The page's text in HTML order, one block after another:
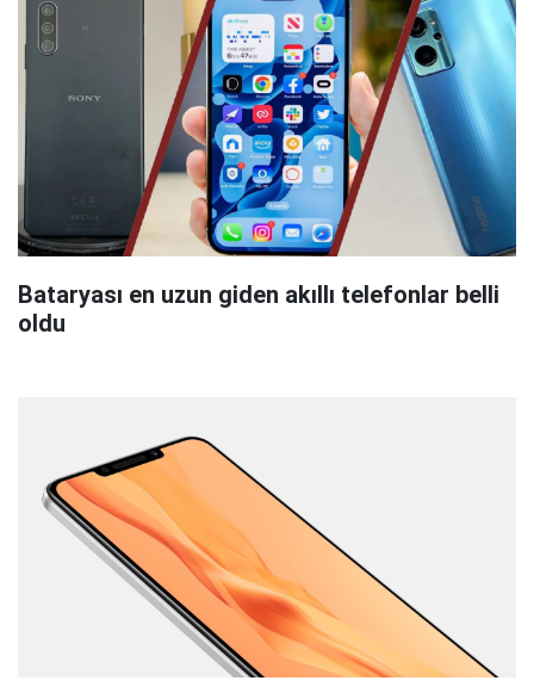
Bataryası en uzun giden akıllı telefonlar belli
oldu